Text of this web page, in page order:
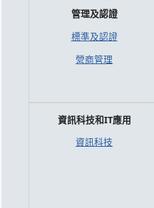
管理及認證
標準及認證
營商管理
資訊科技和IT應用
資訊科技